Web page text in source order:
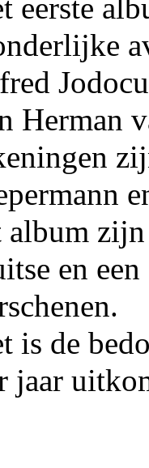
eerste
Herman
album
en
is de
jaar